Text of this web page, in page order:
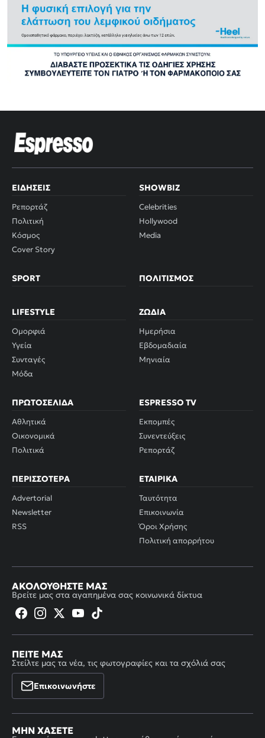
ΕΙΔΉΣΕΙΣ
Ρεπορτάζ
Πολιτική
Κόσμος
Cover Story
SHOWBIZ
Celebrities
Hollywood
Media
SPORT ΠΟΛΙΤΙΣΜΌΣ
LIFESTYLE
Ομορφιά
Υγεία
Συνταγές
Μόδα
ΖΏΔΙΑ
Ημερήσια
Εβδομαδιαία
Μηνιαία
ΠΡΩΤΟΣΈΛΙΔΑ
Αθλητικά
Οικονομικά
Πολιτικά
ESPRESSO TV
Εκπομπές
Συνεντεύξεις
Ρεπορτάζ
ΠΕΡΙΣΣΌΤΕΡΑ
Advertorial
Newsletter
RSS
ΕΤΑΙΡΙΚΆ
Ταυτότητα
Επικοινωνία
Όροι Χρήσης
Πολιτική απορρήτου
ΑΚΟΛΟΥΘΉΣΤΕ ΜΑΣ
Βρείτε μας στα αγαπημένα σας κοινωνικά δίκτυα
ΠΕΊΤΕ ΜΑΣ
Στείλτε μας τα νέα, τις φωτογραφίες και τα σχόλιά σας
Επικοινωνήστε
ΜΗΝ ΧΆΣΕΤΕ